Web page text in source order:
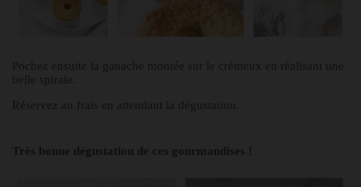
Pochez ensuite la ganache montée sur le crémeux en réalisant une
belle spirale.
Réservez au frais en attendant la dégustation.
Très bonne dégustation de ces gourmandises !